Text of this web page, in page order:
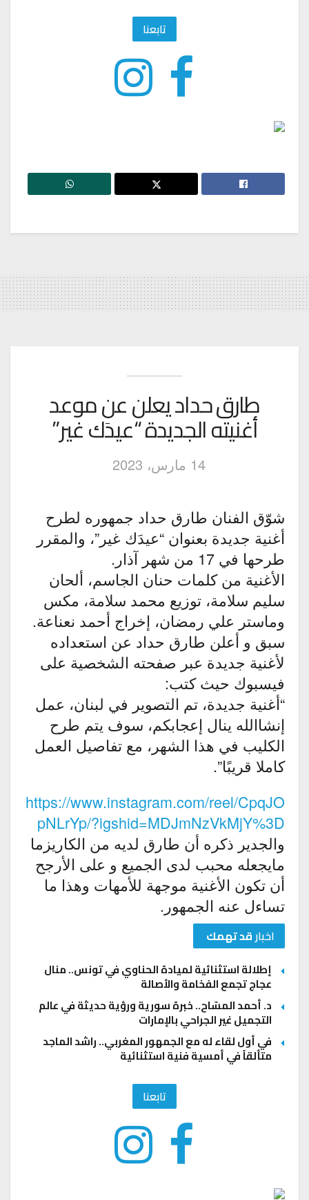
تابعنا
طارق حداد يعلن عن موعد
أغنيته الجديدة “عيدَك غير”
14 مارس، 2023
شوّق الفنان طارق حداد جمهوره لطرح
أغنية جديدة بعنوان “عيدَك غير”، والمقرر
طرحها في 17 من شهر آذار.
الأغنية من كلمات حنان الجاسم، ألحان
سليم سلامة، توزيع محمد سلامة، مكس
وماستر علي رمضان، إخراج أحمد نعناعة.
سبق و أعلن طارق حداد عن استعداده
لأغنية جديدة عبر صفحته الشخصية على
فيسبوك حيث كتب:
“أغنية جديدة، تم التصوير في لبنان، عمل
إنشاالله ينال إعجابكم، سوف يتم طرح
الكليب في هذا الشهر، مع تفاصيل العمل
كاملا قريبًا”.
https://www.instagram.com/reel/CpqJO
pNLrYp/?igshid=MDJmNzVkMjY%3D
والجدير ذكره أن طارق لديه من الكاريزما
مايجعله محبب لدى الجميع و على الأرجح
أن تكون الأغنية موجهة للأمهات وهذا ما
تساءل عنه الجمهور.
اخبارقد تهمك
إطلالة استثنائية لميادة الحناوي في تونس.. منال
عجاج تجمع الفخامة والأصالة
د. أحمد المسّاح.. خبرة سورية ورؤية حديثة في عالم
التجميل غير الجراحي بالإمارات
في أول لقاء له مع الجمهور المغربي.. راشد الماجد
متألقاً في أمسية فنية استثنائية
تابعنا